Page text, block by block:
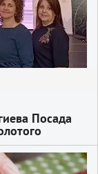
Посада